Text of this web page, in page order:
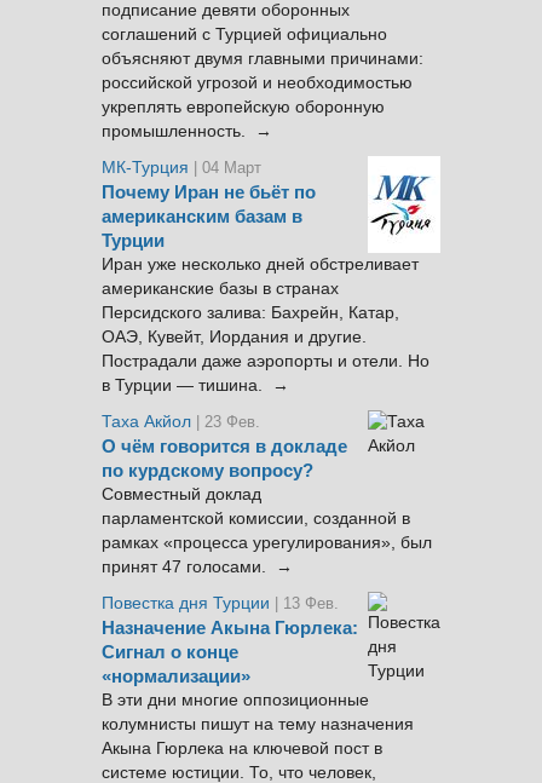
подписание девяти оборонных
соглашений с Турцией официально
объясняют двумя главными причинами:
российской угрозой и необходимостью
укреплять европейскую оборонную
промышленность. →
МК-Турция
| 04 Март
Почему Иран не бьёт по
американским базам в
Турции
Иран уже несколько дней обстреливает
американские базы в странах
Персидского залива: Бахрейн, Катар,
ОАЭ, Кувейт, Иордания и другие.
Пострадали даже аэропорты и отели. Но
в Турции — тишина. →
Таха Акйол | 23 Фев.
О чём говорится в докладе
по курдскому вопросу?
Совместный доклад
парламентской комиссии, созданной в
рамках «процесса урегулирования», был
принят 47 голосами. →
Повестка дня Турции
| 13 Фев.
Назначение Акына Гюрлека:
Сигнал о конце
«нормализации»
В эти дни многие оппозиционные
колумнисты пишут на тему назначения
Акына Гюрлека на ключевой пост в
системе юстиции. То, что человек,